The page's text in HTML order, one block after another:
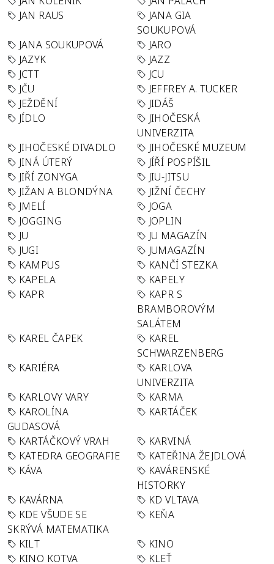
JAN RAUS
JANA GIA
SOUKUPOVÁ
JANA SOUKUPOVÁ
JARO
JAZYK
JAZZ
JCTT
JCU
JČU
JEFFREY A. TUCKER
JEŽDĚNÍ
JIDÁŠ
JÍDLO
JIHOČESKÁ
UNIVERZITA
JIHOČESKÉ DIVADLO
JIHOČESKÉ MUZEUM
JINÁ ÚTERÝ
JÍŘÍ POSPÍŠIL
JIŘÍ ZONYGA
JIU-JITSU
JIŽAN A BLONDÝNA
JIŽNÍ ČECHY
JMELÍ
JOGA
JOGGING
JOPLIN
JU
JU MAGAZÍN
JUGI
JUMAGAZÍN
KAMPUS
KANČÍ STEZKA
KAPELA
KAPELY
KAPR
KAPR S
BRAMBOROVÝM
SALÁTEM
KAREL ČAPEK
KAREL
SCHWARZENBERG
KARIÉRA
KARLOVA
UNIVERZITA
KARLOVY VARY
KARMA
KAROLÍNA
GUDASOVÁ
KARTÁČEK
KARTÁČKOVÝ VRAH
KARVINÁ
KATEDRA GEOGRAFIE
KATEŘINA ŽEJDLOVÁ
KÁVA
KAVÁRENSKÉ
HISTORKY
KAVÁRNA
KD VLTAVA
KDE VŠUDE SE
SKRÝVÁ MATEMATIKA
KEŇA
KILT
KINO
KINO KOTVA
KLEŤ